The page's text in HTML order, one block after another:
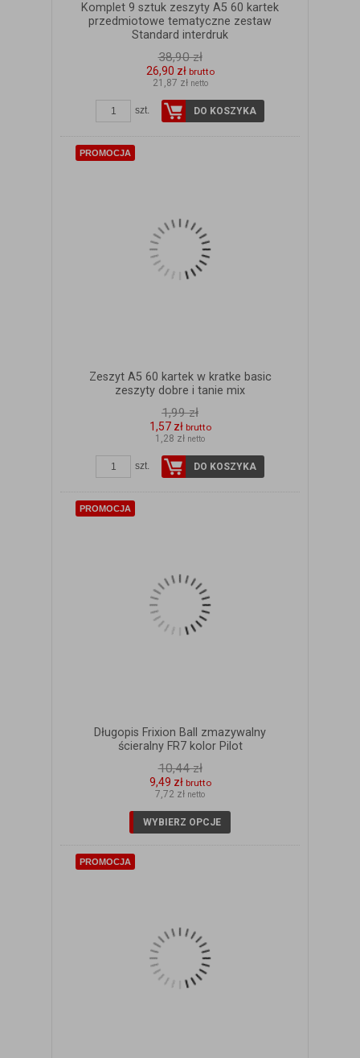
Komplet 9 sztuk zeszyty A5 60 kartek
przedmiotowe tematyczne zestaw
Standard interdruk
38,90 zł
26,90 zł brutto
21,87 zł netto
szt. DO KOSZYKA
ZOBACZ SZCZEGÓŁY
PROMOCJA
Zeszyt A5 60 kartek w kratke basic
zeszyty dobre i tanie mix
1,99 zł
1,57 zł brutto
1,28 zł netto
szt. DO KOSZYKA
ZOBACZ SZCZEGÓŁY
PROMOCJA
Długopis Frixion Ball zmazywalny
ścieralny FR7 kolor Pilot
10,44 zł
9,49 zł brutto
7,72 zł netto
WYBIERZ OPCJE
ZOBACZ SZCZEGÓŁY
PROMOCJA